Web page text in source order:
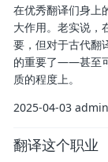
在优秀翻译们身上
大作用。老实说，
要，但对于古代翻
的重要了——甚至
质的程度上。
2025-04-03 admin
翻译这个职业